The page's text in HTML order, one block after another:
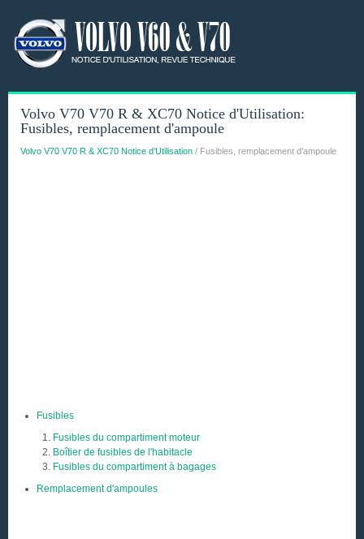
Volvo V70 V70 R & XC70 Notice d'Utilisation:
Fusibles, remplacement d'ampoule
Volvo V70 V70 R & XC70 Notice d'Utilisation / Fusibles, remplacement d'ampoule
Fusibles
Fusibles du compartiment moteur
Boîtier de fusibles de l'habitacle
Fusibles du compartiment à bagages
Remplacement d'ampoules